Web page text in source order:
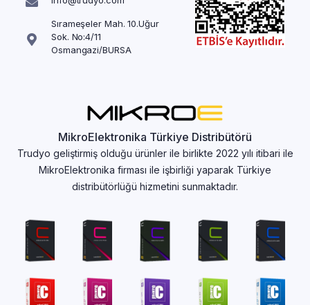
Sırameşeler Mah. 10.Uğur
Sok. No:4/11
Osmangazi/BURSA
MikroElektronika Türkiye Distribütörü
Trudyo geliştirmiş olduğu ürünler ile birlikte 2022 yılı itibari ile
MikroElektronika firması ile işbirliği yaparak Türkiye
distribütörlüğü hizmetini sunmaktadır.